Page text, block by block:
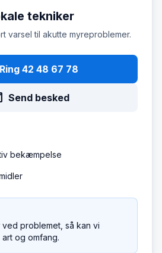
tekniker
varsel til akutte myreproblemer.
Ring 42 48 67 78
Send besked
bekæmpelse
ved problemet, så kan vi
og omfang.